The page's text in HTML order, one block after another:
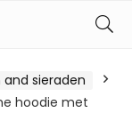
and sieraden
hoodie met